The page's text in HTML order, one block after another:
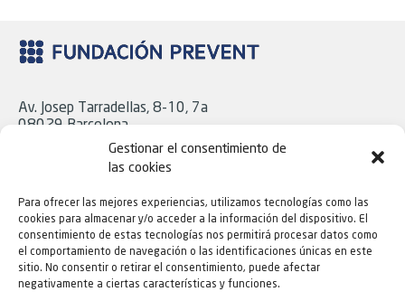
Gestionar el consentimiento de
las cookies
Para ofrecer las mejores experiencias, utilizamos tecnologías como las
cookies para almacenar y/o acceder a la información del dispositivo. El
consentimiento de estas tecnologías nos permitirá procesar datos como
el comportamiento de navegación o las identificaciones únicas en este
sitio. No consentir o retirar el consentimiento, puede afectar
negativamente a ciertas características y funciones.
Av. Josep Tarradellas, 8-10, 7a
08029 Barcelona
Tel. 93 439 18 06
C/ Cavanilles, 43, Bajo
28007 Madrid
Tel. 91 724 16 21